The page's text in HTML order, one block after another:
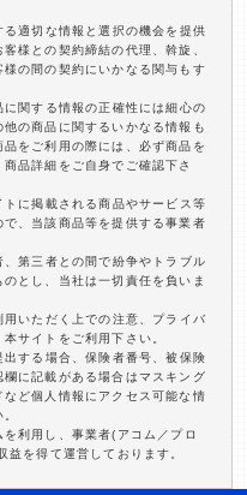
適切な情報と選択の機会を提供
様との契約締結の代理、斡旋、
の間の契約にいかなる関与もす
関する情報の正確性には細心の
の商品に関するいかなる情報も
をご利用の際には、必ず商品を
品詳細をご自身でご確認下さ
に掲載される商品やサービス等
、当該商品等を提供する事業者
第三者との間で紛争やトラブル
とし、当社は一切責任を負いま
いただく上での注意、プライバ
サイトをご利用下さい。
する場合、保険者番号、被保険
に記載がある場合はマスキング
ど個人情報にアクセス可能な情
利用し、事業者(アコム／プロ
益を得て運営しております。